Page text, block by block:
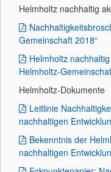
Helmholtz nachhaltig
Gemeinschaft 2018“
Helmholtz
Helmholtz-
Helmholtz-Dokumente
Leitlinie
nachhaltigen
Bekenntnis der
nachhaltigen